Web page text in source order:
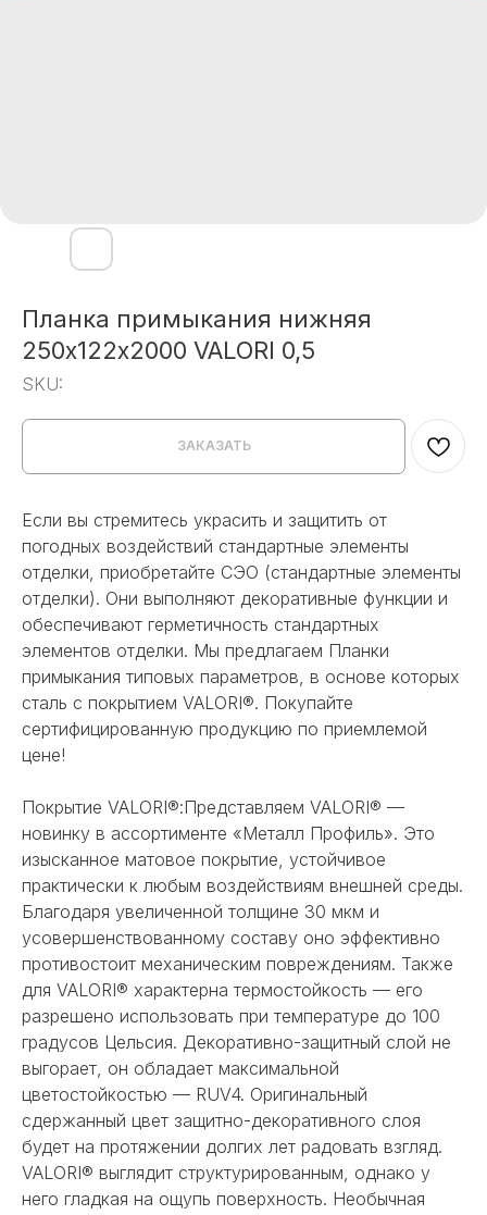
Планка примыкания нижняя
250х122х2000 VALORI 0,5
SKU:
ЗАКАЗАТЬ
Если вы стремитесь украсить и защитить от
погодных воздействий стандартные элементы
отделки, приобретайте СЭО (стандартные элементы
отделки). Они выполняют декоративные функции и
обеспечивают герметичность стандартных
элементов отделки. Мы предлагаем Планки
примыкания типовых параметров, в основе которых
сталь с покрытием VALORI®. Покупайте
сертифицированную продукцию по приемлемой
цене!
Покрытие VALORI®:Представляем VALORI® —
новинку в ассортименте «Металл Профиль». Это
изысканное матовое покрытие, устойчивое
практически к любым воздействиям внешней среды.
Благодаря увеличенной толщине 30 мкм и
усовершенствованному составу оно эффективно
противостоит механическим повреждениям. Также
для VALORI® характерна термостойкость — его
разрешено использовать при температуре до 100
градусов Цельсия. Декоративно-защитный слой не
выгорает, он обладает максимальной
цветостойкостью — RUV4. Оригинальный
сдержанный цвет защитно-декоративного слоя
будет на протяжении долгих лет радовать взгляд.
VALORI® выглядит структурированным, однако у
него гладкая на ощупь поверхность. Необычная